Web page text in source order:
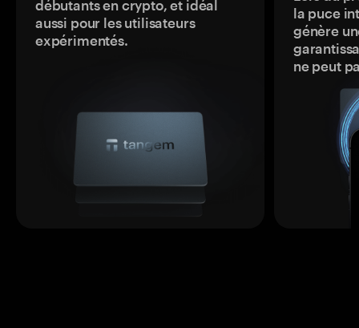
débutants en crypto, et idéal
aussi pour les utilisateurs
expérimentés.
la puce
génère
ne peut